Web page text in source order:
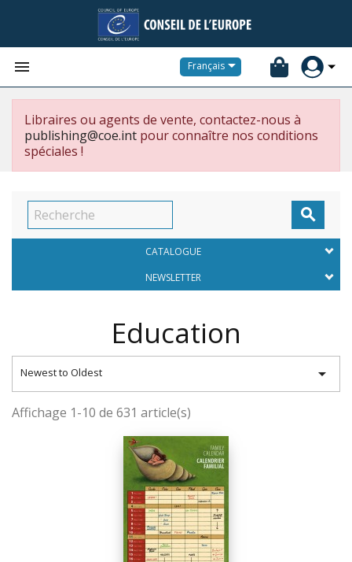
 Français
Libraires ou agents de vente, contactez-nous à
publishing@coe.int pour connaître nos conditions
spéciales !

CATALOGUE
NEWSLETTER
Education
Newest to Oldest 
Affichage 1-10 de 631 article(s)